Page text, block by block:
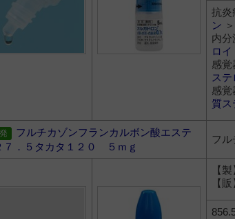
抗炎
ン ＞
内分
ロ
感覚
ステ
感覚
質ス
フルチカゾンフランカルボン酸エステ
７．５タカタ１２０ ５ｍｇ
フ
【
【